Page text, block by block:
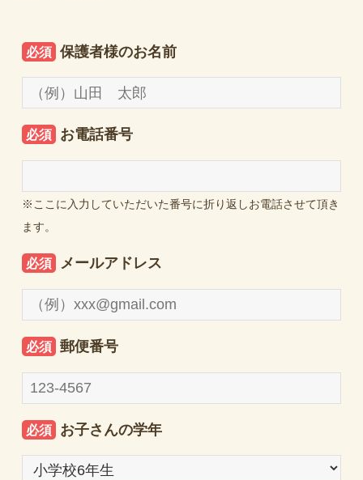
必須 保護者様のお名前
必須 お電話番号
※ここに入力していただいた番号に折り返しお電話させて頂き
ます。
必須 メールアドレス
必須 郵便番号
必須 お子さんの学年